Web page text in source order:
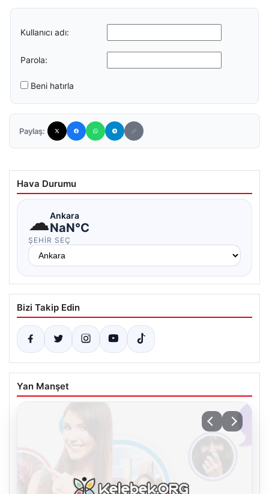
Kullanıcı adı:
Parola:
Beni hatırla
Paylaş:
Hava Durumu
☁Ankara
NaN°C
ŞEHIR SEÇ
Bizi Takip Edin
Yan Manşet